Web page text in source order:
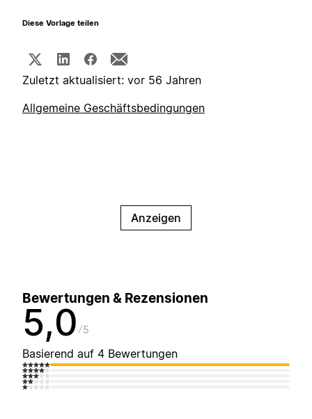
Diese Vorlage teilen
Zuletzt aktualisiert: vor 56 Jahren
Allgemeine Geschäftsbedingungen
Anzeigen
Bewertungen & Rezensionen
5,0 5
Basierend auf 4 Bewertungen